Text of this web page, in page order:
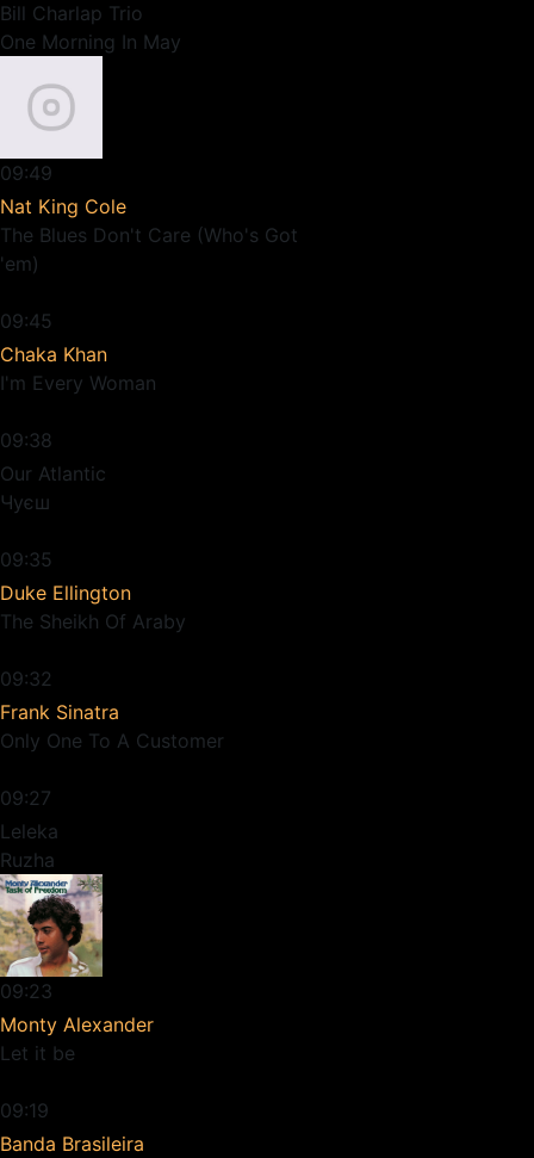
Bill Charlap Trio
One Morning In May
09:49
Nat King Cole
The Blues Don't Care (Who's Got
'em)
09:45
Chaka Khan
I'm Every Woman
09:38
Our Atlantic
Чуєш
09:35
Duke Ellington
The Sheikh Of Araby
09:32
Frank Sinatra
Only One To A Customer
09:27
Leleka
Ruzha
09:23
Monty Alexander
Let it be
09:19
Banda Brasileira